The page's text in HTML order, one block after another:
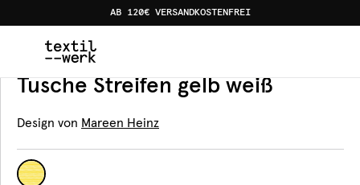
AB 120€ VERSANDKOSTENFREI
Produkte Bettwäsche Tusche Streifen gelb
Bettwäsche
Tusche Streifen gelb weiß
Design von Mareen Heinz